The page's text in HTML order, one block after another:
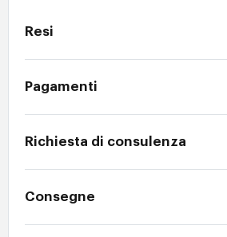
Resi
Pagamenti
Richiesta di consulenza
Consegne